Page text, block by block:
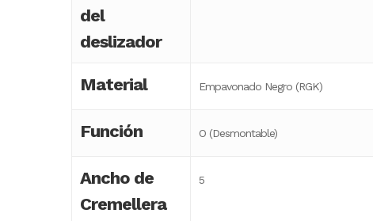
del
deslizador
Material Empavonado Negro (RGK)
Función O (Desmontable)
Ancho de
Cremellera
5